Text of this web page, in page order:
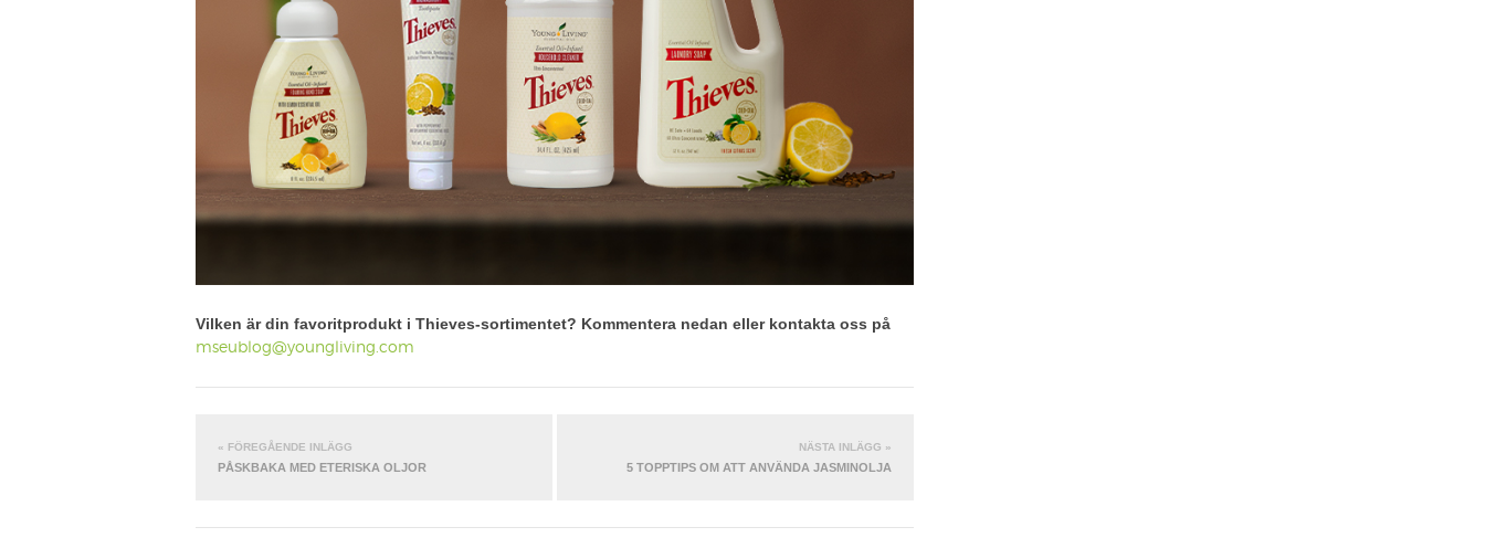
Vilken är din favoritprodukt i Thieves-sortimentet? Kommentera nedan eller kontakta oss på
mseublog@youngliving.com
« FÖREGÅENDE INLÄGG
PÅSKBAKA MED ETERISKA OLJOR
NÄSTA INLÄGG »
5 TOPPTIPS OM ATT ANVÄNDA JASMINOLJA